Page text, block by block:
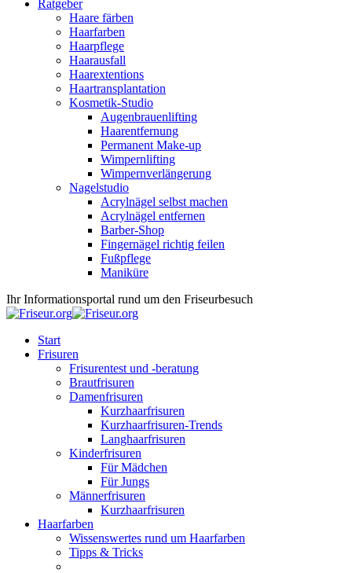
Ratgeber
Haare färben
Haarfarben
Haarpflege
Haarausfall
Haarextentions
Haartransplantation
Kosmetik-Studio
Augenbrauenlifting
Haarentfernung
Permanent Make-up
Wimpernlifting
Wimpernverlängerung
Nagelstudio
Acrylnägel selbst machen
Acrylnägel entfernen
Barber-Shop
Fingernägel richtig feilen
Fußpflege
Maniküre
Ihr Informationsportal rund um den Friseurbesuch
Start
Frisuren
Frisurentest und -beratung
Brautfrisuren
Damenfrisuren
Kurzhaarfrisuren
Kurzhaarfrisuren-Trends
Langhaarfrisuren
Kinderfrisuren
Für Mädchen
Für Jungs
Männerfrisuren
Kurzhaarfrisuren
Haarfarben
Wissenswertes rund um Haarfarben
Tipps & Tricks